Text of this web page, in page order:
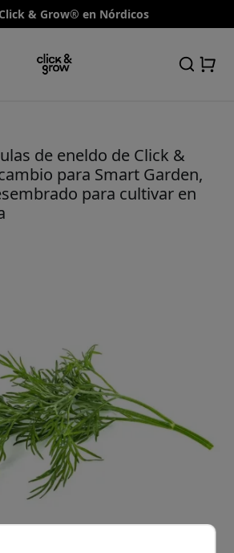
& Grow® en Nórdicos
de eneldo de Click &
para Smart Garden,
para cultivar en